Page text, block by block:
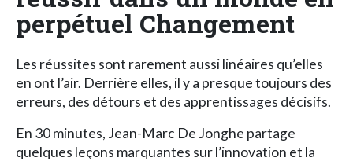
perpétuel Changement
Les réussites sont rarement aussi linéaires qu’elles
en ont l’air. Derrière elles, il y a presque toujours des
erreurs, des détours et des apprentissages décisifs.
En 30 minutes, Jean-Marc De Jonghe partage
quelques leçons marquantes sur l’innovation et la